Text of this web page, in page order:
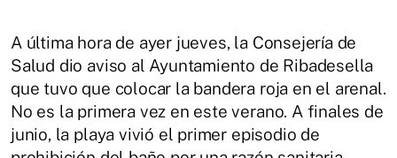
A última hora de ayer jueves, la Consejería de
Salud dio aviso al Ayuntamiento de Ribadesella
que tuvo que colocar la bandera roja en el arenal.
No es la primera vez en este verano. A finales de
junio, la playa vivió el primer episodio de